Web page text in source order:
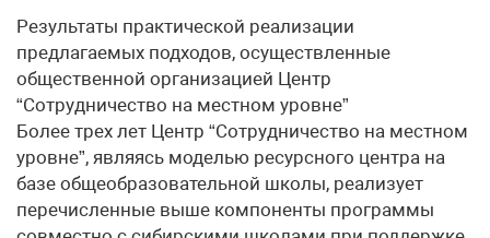
Результаты практической реализации
предлагаемых подходов, осуществленные
общественной организацией Центр
“Сотрудничество на местном уровне”
Более трех лет Центр “Сотрудничество на местном
уровне”, являясь моделью ресурсного центра на
базе общеобразовательной школы, реализует
перечисленные выше компоненты программы